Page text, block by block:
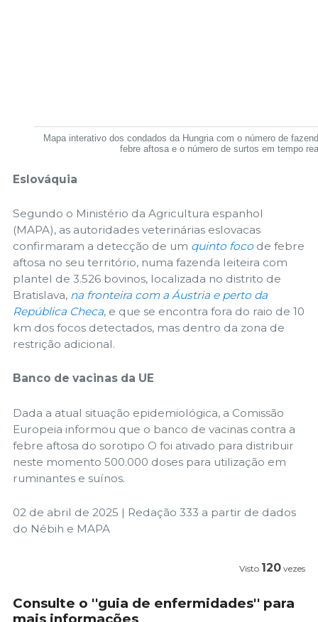
Mapa interativo dos condados da Hungria com o número de
febre aftosa e o número de surtos em tempo
Eslováquia
Segundo o Ministério da Agricultura espanhol
(MAPA), as autoridades veterinárias eslovacas
confirmaram a detecção de um quinto foco de febre
aftosa no seu território, numa fazenda leiteira com
plantel de 3.526 bovinos, localizada no distrito de
Bratislava, na fronteira com a Áustria e perto da
República Checa, e que se encontra fora do raio de 10
km dos focos detectados, mas dentro da zona de
restrição adicional.
Banco de vacinas da UE
Dada a atual situação epidemiológica, a Comissão
Europeia informou que o banco de vacinas contra a
febre aftosa do sorotipo O foi ativado para distribuir
neste momento 500.000 doses para utilização em
ruminantes e suínos.
02 de abril de 2025 | Redação 333 a partir de dados
do Nébih e MAPA
Visto 120 vezes
Consulte o ''guia de enfermidades'' para
mais informações